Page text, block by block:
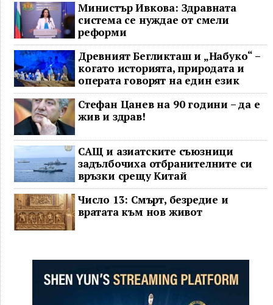
Министър Ивкова: Здравната
система се нуждае от смели
реформи
Древният Бегликташ и „Набуко“ –
когато историята, природата и
операта говорят на един език
Стефан Цанев на 90 години – да е
жив и здрав!
САЩ и азиатските съюзници
задълбочиха отбранителните си
връзки срещу Китай
Число 13: Смърт, безредие и
вратата към нов живот